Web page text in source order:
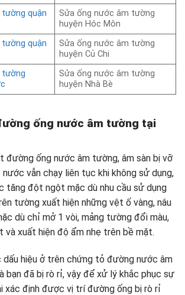
quận
Sửa ống nước âm tường
huyện Hóc Môn
quận
Sửa ống nước âm tường
huyện Củ Chi
tường
Sửa ống nước âm tường
huyện Nhà Bè
ống nước âm tường tại
đường ống nước âm tường, âm sàn bị vỡ
vẫn chạy liên tục khi không sử dụng,
tăng đột ngột mặc dù nhu cầu sử dụng
tường xuất hiện những vệt ố vàng, nâu
dù chỉ mở 1 vòi, mảng tường đổi màu,
và xuất hiện độ ẩm nhẹ trên bề mặt.
dấu hiệu ở trên chứng tỏ đường nước âm
bạn đã bị rò rỉ, vậy để xử lý khắc phục sự
xác định được vị trí đường ống bị rò rỉ